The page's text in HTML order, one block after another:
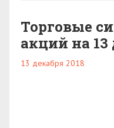
Торговые
акций на 13
13 декабря 2018